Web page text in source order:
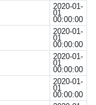
2020-01-
01
00:00:00
2020-01-
01
00:00:00
2020-01-
01
00:00:00
2020-01-
01
00:00:00